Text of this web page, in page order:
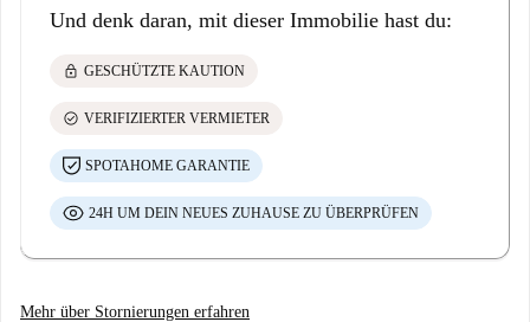
Und denk daran, mit dieser Immobilie hast du:
lock GESCHÜTZTE KAUTION
check_circle VERIFIZIERTER VERMIETER
SPOTAHOME GARANTIE
24H UM DEIN NEUES ZUHAUSE ZU ÜBERPRÜFEN
Mehr über Stornierungen erfahren